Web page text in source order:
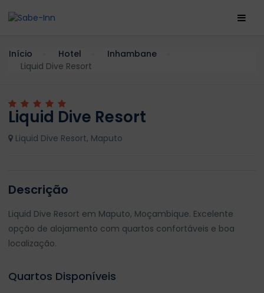
Início Hotel
Inhambane
Liquid Dive Resort
Liquid Dive Resort
Liquid Dive Resort, Maputo
Descrição
Liquid Dive Resort em Maputo, Moçambique. Excelente
opção de alojamento com quartos confortáveis e boa
localização.
Quartos Disponíveis